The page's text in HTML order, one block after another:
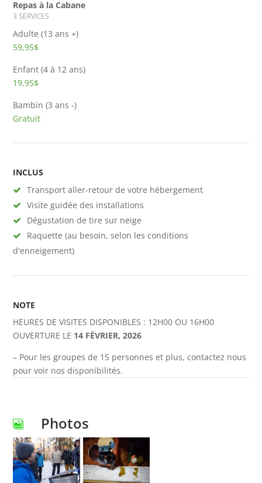
Repas à la Cabane
3 SERVICES
Adulte (13 ans +)
59,95$
Enfant (4 à 12 ans)
19,95$
Bambin (3 ans -)
Gratuit
INCLUS
Transport aller-retour de votre hébergement
Visite guidée des installations
Dégustation de tire sur neige
Raquette (au besoin, selon les conditions
d'enneigement)
NOTE
HEURES DE VISITES DISPONIBLES : 12H00 OU 16H00
OUVERTURE LE 14 FÉVRIER, 2026
– Pour les groupes de 15 personnes et plus, contactez nous
pour voir nos disponibilités.
Photos